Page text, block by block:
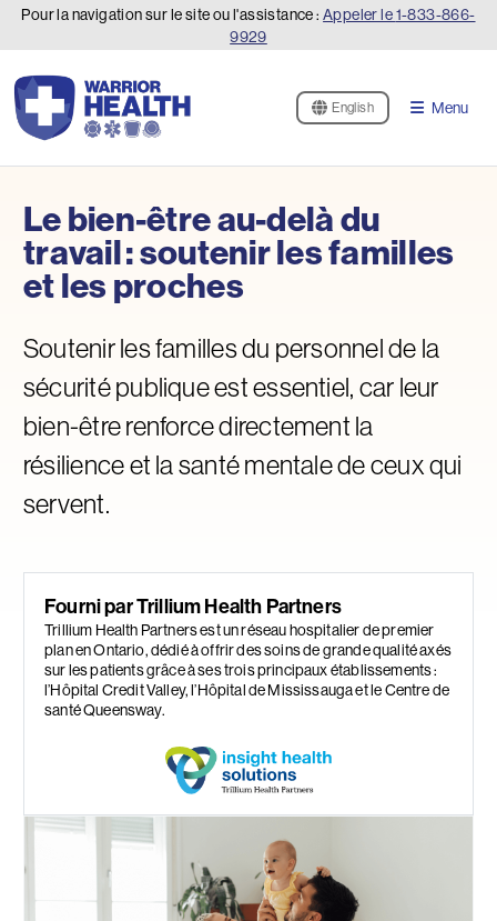
Pour la navigation sur le site ou l'assistance : Appeler le1-833-866-
9929
English Menu
Le bien-être au-delà du
travail : soutenir les familles
et les proches
Soutenir les familles du personnel de la
sécurité publique est essentiel, car leur
bien-être renforce directement la
résilience et la santé mentale de ceux qui
servent.
Fourni par Trillium Health Partners
Trillium Health Partners est un réseau hospitalier de premier
plan en Ontario, dédié à offrir des soins de grande qualité axés
sur les patients grâce à ses trois principaux établissements :
l’Hôpital Credit Valley, l’Hôpital de Mississauga et le Centre de
santé Queensway.